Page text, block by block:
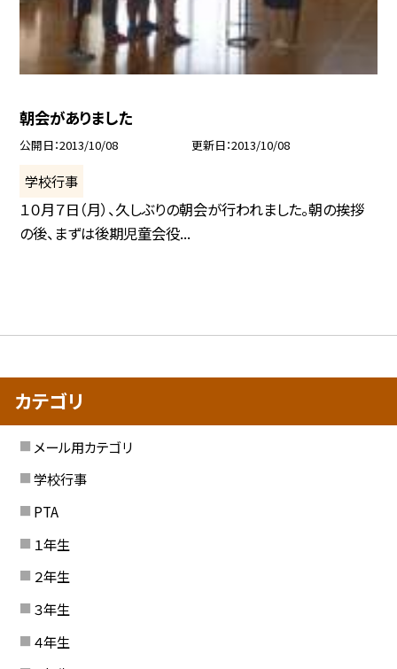
朝会がありました
公開日 2013/10/08 更新日 2013/10/08
学校行事
１０月７日（月）、久しぶりの朝会が行われました。朝の挨拶
の後、まずは後期児童会役...
カテゴリ
メール用カテゴリ
学校行事
PTA
１年生
２年生
３年生
４年生